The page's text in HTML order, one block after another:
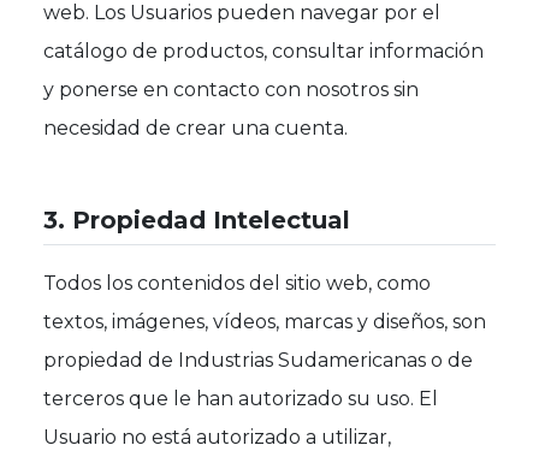
web. Los Usuarios pueden navegar por el
catálogo de productos, consultar información
y ponerse en contacto con nosotros sin
necesidad de crear una cuenta.
3. Propiedad Intelectual
Todos los contenidos del sitio web, como
textos, imágenes, vídeos, marcas y diseños, son
propiedad de Industrias Sudamericanas o de
terceros que le han autorizado su uso. El
Usuario no está autorizado a utilizar,